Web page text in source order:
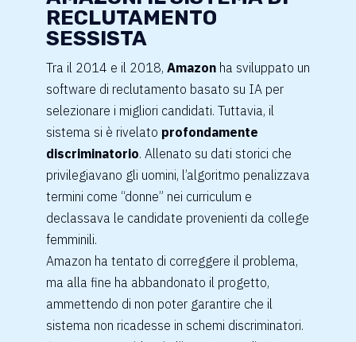
RECLUTAMENTO
SESSISTA
Tra il 2014 e il 2018, Amazonha sviluppato un
software di reclutamento basato su IA per
selezionare i migliori candidati. Tuttavia, il
sistema si è rivelato profondamente
discriminatorio. Allenato su dati storici che
privilegiavano gli uomini, l’algoritmo penalizzava
termini come “donne” nei curriculum e
declassava le candidate provenienti da college
femminili.
Amazon ha tentato di correggere il problema,
ma alla fine ha abbandonato il progetto,
ammettendo di non poter garantire che il
sistema non ricadesse in schemi discriminatori.